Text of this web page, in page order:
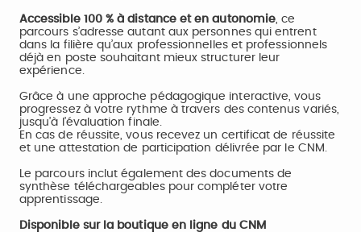
Accessible 100 % à distance et en autonomie, ce
parcours s’adresse autant aux personnes qui entrent
dans la filière qu’aux professionnelles et professionnels
déjà en poste souhaitant mieux structurer leur
expérience.
Grâce à une approche pédagogique interactive, vous
progressez à votre rythme à travers des contenus variés,
jusqu’à l’évaluation finale.
En cas de réussite, vous recevez un certificat de réussite
et une attestation de participation délivrée par le CNM.
Le parcours inclut également des documents de
synthèse téléchargeables pour compléter votre
apprentissage.
Disponible sur la boutique en ligne du CNM